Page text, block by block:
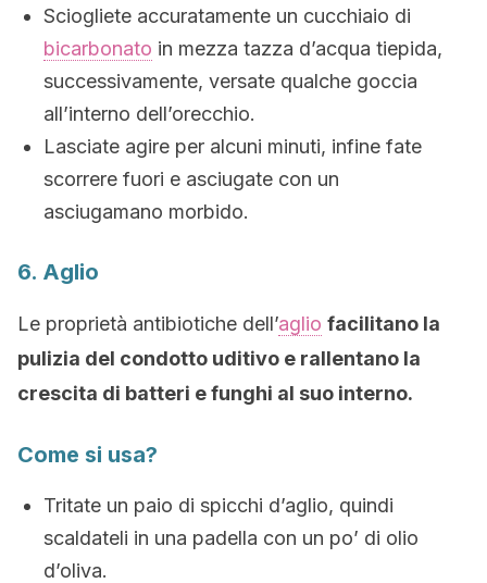
Sciogliete accuratamente un cucchiaio di
bicarbonato in mezza tazza d’acqua tiepida,
successivamente, versate qualche goccia
all’interno dell’orecchio.
Lasciate agire per alcuni minuti, infine fate
scorrere fuori e asciugate con un
asciugamano morbido.
6. Aglio
Le proprietà antibiotiche dell’aglio facilitano la
pulizia del condotto uditivo e rallentano la
crescita di batteri e funghi al suo interno.
Come si usa?
Tritate un paio di spicchi d’aglio, quindi
scaldateli in una padella con un po’ di olio
d’oliva.